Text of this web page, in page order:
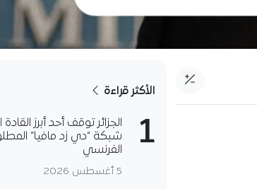
الأكثر قراءة
1
الجزائر توقف أحد أبرز
شبكة “دي زد مافيا”
الفرنسي
5 أغسطس 2026